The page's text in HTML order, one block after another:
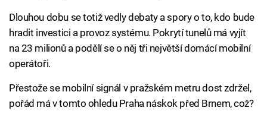
Dlouhou dobu se totiž vedly debaty a spory o to, kdo bude
hradit investici a provoz systému. Pokrytí tunelů má vyjít
na 23 milionů a podělí se o něj tři největší domácí mobilní
operátoři.
Přestože se mobilní signál v pražském metru dost zdržel,
pořád má v tomto ohledu Praha náskok před Brnem, což?